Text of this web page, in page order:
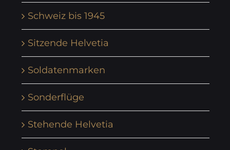
Schweiz bis 1945
Sitzende Helvetia
Soldatenmarken
Sonderflüge
Stehende Helvetia